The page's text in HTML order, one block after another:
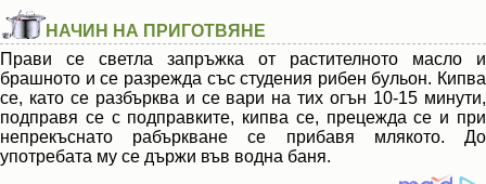
НАЧИН НА ПРИГОТВЯНЕ
Прави се светла запръжка от растителното масло и
брашното и се разрежда със студения рибен бульон. Кипва
се, като се разбърква и се вари на тих огън 10-15 минути,
подправя се с подправките, кипва се, прецежда се и при
непрекъснато рабъркване се прибавя млякото. До
употребата му се държи във водна баня.